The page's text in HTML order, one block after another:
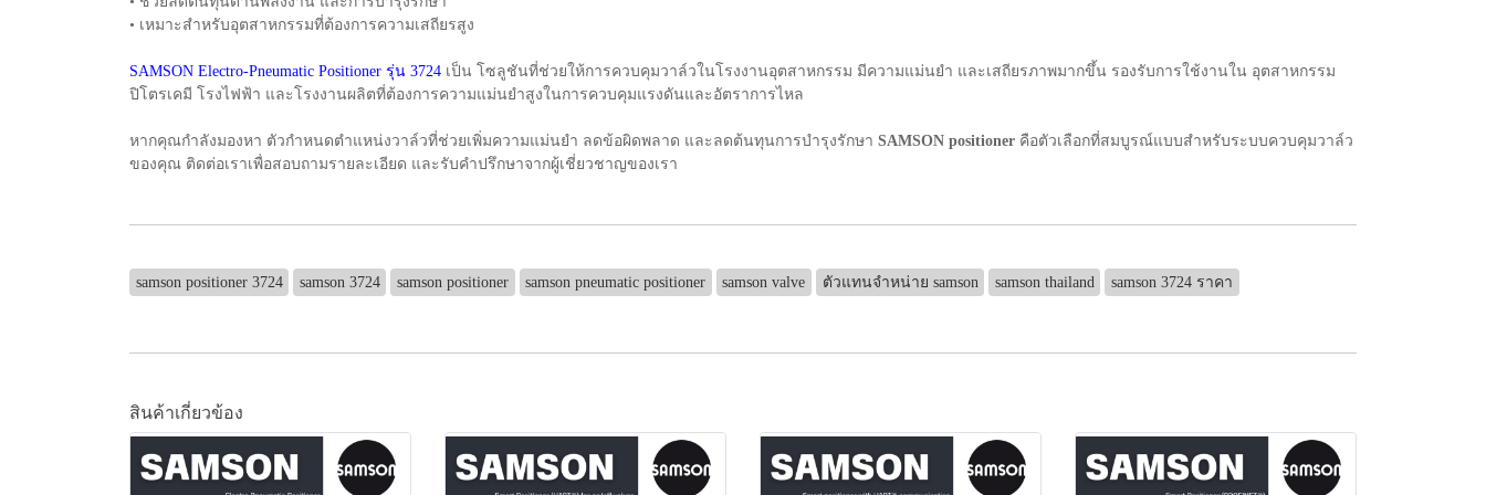
• เหมาะสำหรับอุตสาหกรรมที่ต้องการความเสถียรสูง
SAMSON Electro-Pneumatic Positioner รุ่น 3724 เป็น โซลูชันที่ช่วยให้การควบคุมวาล์วในโรงงานอุตสาหกรรม มีความแม่นยำ และเสถียรภาพมากขึ้น รองรับการใช้งานใน อุตสาหกรรม
ปิโตรเคมี โรงไฟฟ้า และโรงงานผลิตที่ต้องการความแม่นยำสูงในการควบคุมแรงดันและอัตราการไหล
หากคุณกำลังมองหา ตัวกำหนดตำแหน่งวาล์วที่ช่วยเพิ่มความแม่นยำ ลดข้อผิดพลาด และลดต้นทุนการบำรุงรักษา SAMSON positioner คือตัวเลือกที่สมบูรณ์แบบสำหรับระบบควบคุมวาล์ว
ของคุณ ติดต่อเราเพื่อสอบถามรายละเอียด และรับคำปรึกษาจากผู้เชี่ยวชาญของเรา
samson positioner 3724 samson 3724 samson positioner samson pneumatic positioner samson valve ตัวแทนจําหน่าย samson samson thailand samson 3724 ราคา
สินค้าเกี่ยวข้อง